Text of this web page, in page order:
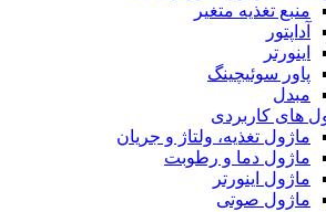
منبع تغذیه متغیر
آداپتور
اینورتر
پاور سوئیچینگ
مبدل
های کاربردی
ماژول تغذیه، ولتاژ و جریان
ماژول دما و رطوبت
ماژول اینورتر
ماژول صوتی